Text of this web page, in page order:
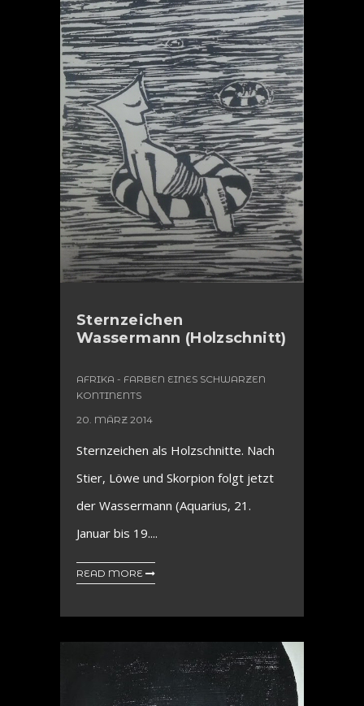
Sternzeichen
Wassermann (Holzschnitt)
AFRIKA - FARBEN EINES SCHWARZEN
KONTINENTS
20. MÄRZ 2014
Sternzeichen als Holzschnitte. Nach
Stier, Löwe und Skorpion folgt jetzt
der Wassermann (Aquarius, 21.
Januar bis 19....
READ MORE